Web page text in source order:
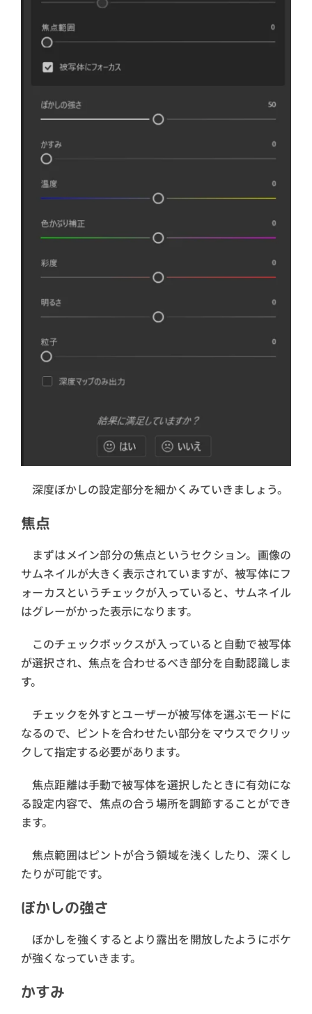
深度ぼかしの設定部分を細かくみていきましょう。
焦点
まずはメイン部分の焦点というセクション。画像の
サムネイルが大きく表示されていますが、被写体にフ
ォーカスというチェックが入っていると、サムネイル
はグレーがかった表示になります。
このチェックボックスが入っていると自動で被写体
が選択され、焦点を合わせるべき部分を自動認識しま
す。
チェックを外すとユーザーが被写体を選ぶモードに
なるので、ピントを合わせたい部分をマウスでクリッ
クして指定する必要があります。
焦点距離は手動で被写体を選択したときに有効にな
る設定内容で、焦点の合う場所を調節することができ
ます。
焦点範囲はピントが合う領域を浅くしたり、深くし
たりが可能です。
ぼかしの強さ
ぼかしを強くするとより露出を開放したようにボケ
が強くなっていきます。
かすみ